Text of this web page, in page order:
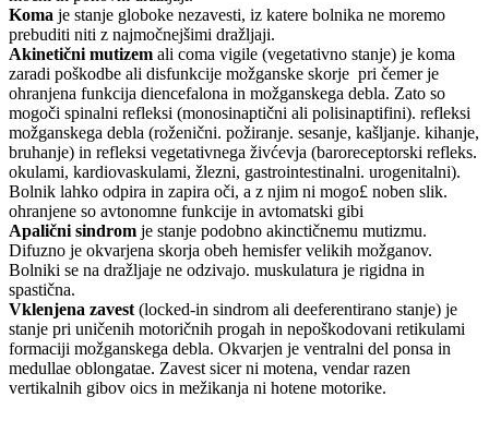
Koma je stanje globoke nezavesti, iz katere bolnika ne moremo
prebuditi niti z najmočnejšimi dražljaji.
Akinetični mutizem ali coma vigile (vegetativno stanje) je koma
zaradi poškodbe ali disfunkcije možganske skorje pri čemer je
ohranjena funkcija diencefalona in možganskega debla. Zato so
mogoči spinalni refleksi (monosinaptični ali polisinaptifini). refleksi
možganskega debla (roženični. požiranje. sesanje, kašljanje. kihanje,
bruhanje) in refleksi vegetativnega živćevja (baroreceptorski refleks.
okulami, kardiovaskulami, žlezni, gastrointestinalni. urogenitalni).
Bolnik lahko odpira in zapira oči, a z njim ni mogo£ noben slik.
ohranjene so avtonomne funkcije in avtomatski gibi
Apalični sindrom je stanje podobno akinctičnemu mutizmu.
Difuzno je okvarjena skorja obeh hemisfer velikih možganov.
Bolniki se na dražljaje ne odzivajo. muskulatura je rigidna in
spastična.
Vklenjena zavest (locked-in sindrom ali deeferentirano stanje) je
stanje pri uničenih motoričnih progah in nepoškodovani retikulami
formaciji možganskega debla. Okvarjen je ventralni del ponsa in
medullae oblongatae. Zavest sicer ni motena, vendar razen
vertikalnih gibov oics in mežikanja ni hotene motorike.